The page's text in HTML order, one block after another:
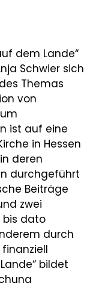
dem Lande“
Schwier sich
Themas
von
ist auf eine
in Hessen
deren
durchgeführt
Beiträge
zwei
bis dato
durch
bildet